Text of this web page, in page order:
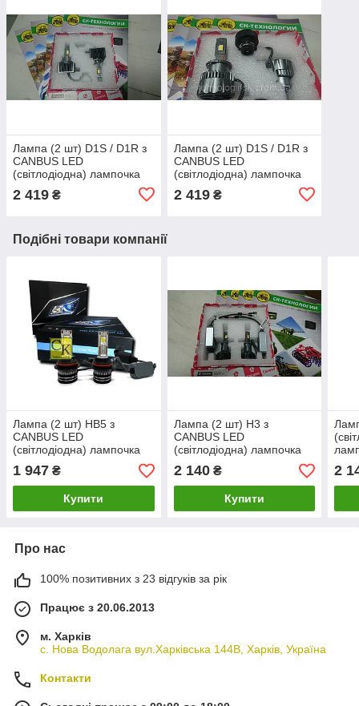
Лампа (2 шт) D1S / D1R з
CANBUS LED
(світлодіодна) лампочка
2 419 ₴
Лампа (2 шт) D1S / D1R з
CANBUS LED
(світлодіодна) лампочка
2 419₴
Подібні товари компанії
Лампа (2 шт) HB5 з
CANBUS LED
(світлодіодна) лампочка
60 Вт (Cametet)
1 947 ₴
Купити
Лампа (2 шт) H3 з
CANBUS LED
(світлодіодна) лампочка
60 Вт (Cametet)
2 140₴
Купити
2
Про нас
100% позитивних з 23 відгуків за рік
Працює з 20.06.2013
м. Харків
с. Нова Водолага вул.Харківська 144В, Харків, Україна
Контакти